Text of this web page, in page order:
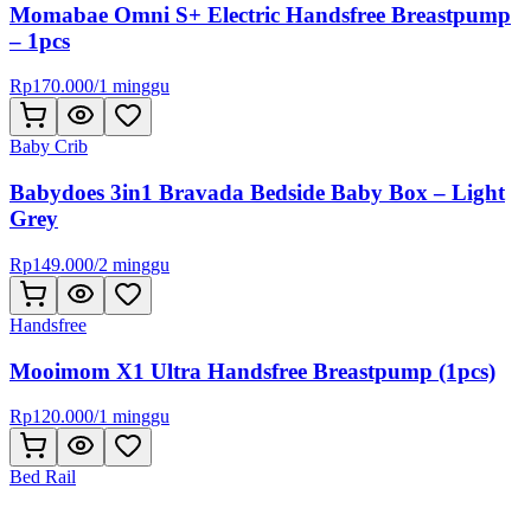
Momabae Omni S+ Electric Handsfree Breastpump
– 1pcs
Rp170.000/1 minggu
Baby Crib
Babydoes 3in1 Bravada Bedside Baby Box – Light
Grey
Rp149.000/2 minggu
Handsfree
Mooimom X1 Ultra Handsfree Breastpump (1pcs)
Rp120.000/1 minggu
Bed Rail